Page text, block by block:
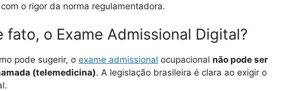
o rigor da norma regulamentadora.
fato, o Exame Admissional Digital?
pode sugerir, o exame admissional ocupacional não pode ser
(telemedicina). A legislação brasileira é clara ao exigir o